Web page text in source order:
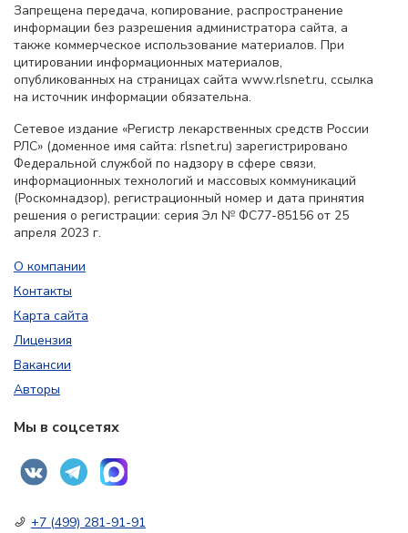
Запрещена передача, копирование, распространение
информации без разрешения администратора сайта, а
также коммерческое использование материалов. При
цитировании информационных материалов,
опубликованных на страницах сайта www.rlsnet.ru, ссылка
на источник информации обязательна.
Сетевое издание «Регистр лекарственных средств России
РЛС» (доменное имя сайта: rlsnet.ru) зарегистрировано
Федеральной службой по надзору в сфере связи,
информационных технологий и массовых коммуникаций
(Роскомнадзор), регистрационный номер и дата принятия
решения о регистрации: серия Эл № ФС77-85156 от 25
апреля 2023 г.
О компании
Контакты
Карта сайта
Лицензия
Вакансии
Авторы
Мы в соцсетях
+7 (499) 281-91-91